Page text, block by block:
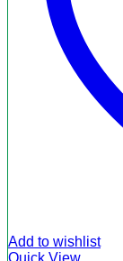
Add to wishlist